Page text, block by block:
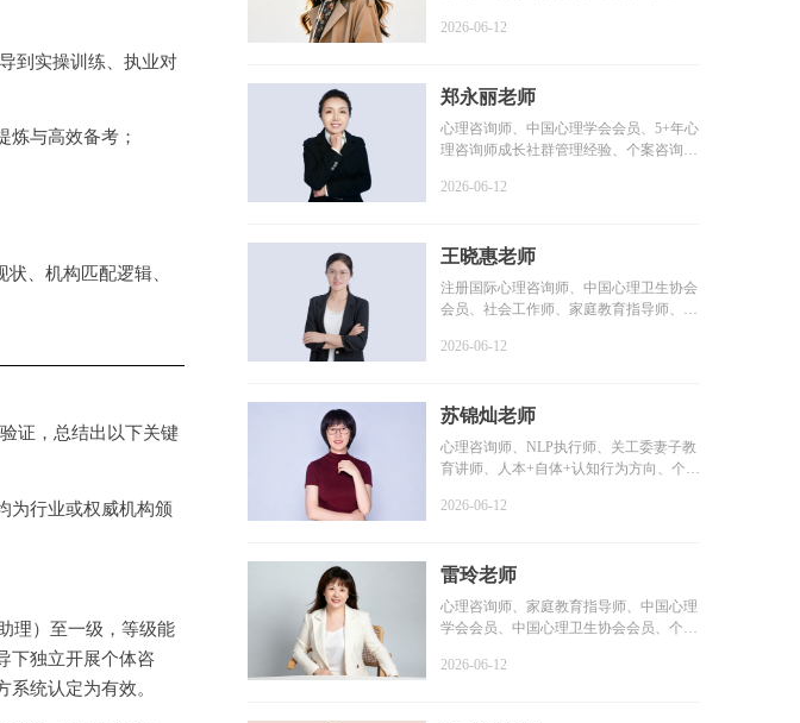
到实操训练、执业对
炼与高效备考；
、机构匹配逻辑、
证，总结出以下关键
为行业或权威机构颁
理）至一级，等级能
下独立开展个体咨
统认定为有效。
2026-06-12
郑永丽老师
心理咨询师、中国心理学会会员、5+年心
理咨询师成长社群管理经验、个案咨询时
2026-06-12
王晓惠老师
注册国际心理咨询师、中国心理卫生协会
会员、社会工作师、家庭教育指导师、咨
2026-06-12
苏锦灿老师
心理咨询师、NLP执行师、关工委妻子教
育讲师、人本+自体+认知行为方向、个案
2026-06-12
雷玲老师
心理咨询师、家庭教育指导师、中国心理
学会会员、中国心理卫生协会会员、个案
2026-06-12